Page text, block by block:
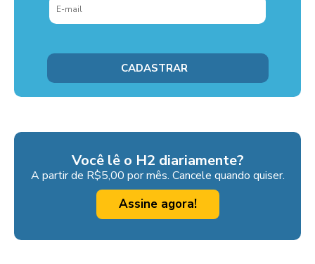
Você lê o H2 diariamente?
A partir de R$5,00 por mês. Cancele quando quiser.
Assine agora!